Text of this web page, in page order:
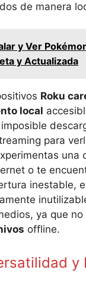
de manera
y Ver
y Actualizada
Roku
local
para
una
o te
inestable,
ya que no
offline.
y